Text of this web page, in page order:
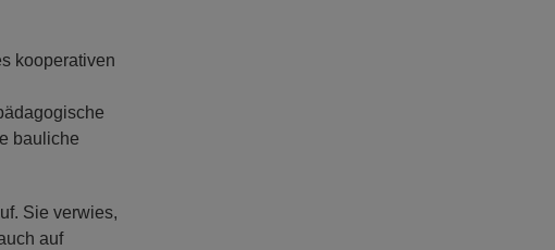
kooperativen
bauliche
Sie verwies,
auf